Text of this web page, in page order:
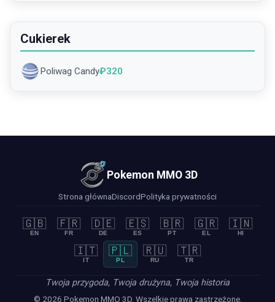
Cukierek
Poliwag Candy₽320
Pokemon MMO 3D
Strona głównaDiscordPolityka prywatności
🇬🇧
EN
🇫🇷
FR
🇩🇪
DE
🇪🇸
ES
🇧🇷
PT
🇬🇷
EL
🇮🇳
HI
🇮🇹
IT
🇵🇱
PL
🇷🇺
RU
🇹🇷
TR
Twoja przygoda, Twoja drużyna, Twoja historia
© 2026 Pokemon MMO 3D. Wszelkie prawa zastrzeżone.